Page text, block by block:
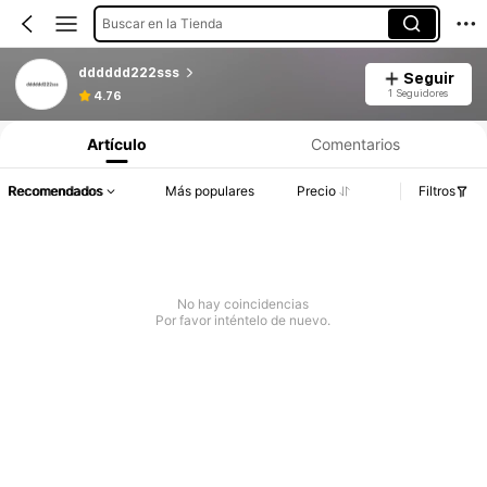
Buscar en la Tienda
dddddd222sss
4.76
Seguir
1 Seguidores
Artículo Comentarios
Recomendados Más populares Precio Filtros
No hay coincidencias
Por favor inténtelo de nuevo.